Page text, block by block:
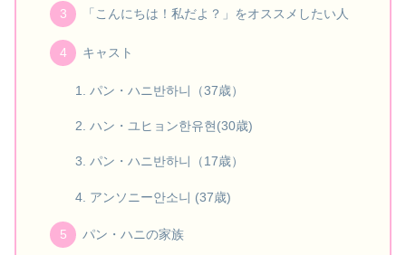
「こんにちは！私だよ？」をオススメしたい人
キャスト
パン・ハニ반하니（37歳）
ハン・ユヒョン한유현(30歳)
パン・ハニ반하니（17歳）
アンソニー안소니 (37歳)
パン・ハニの家族